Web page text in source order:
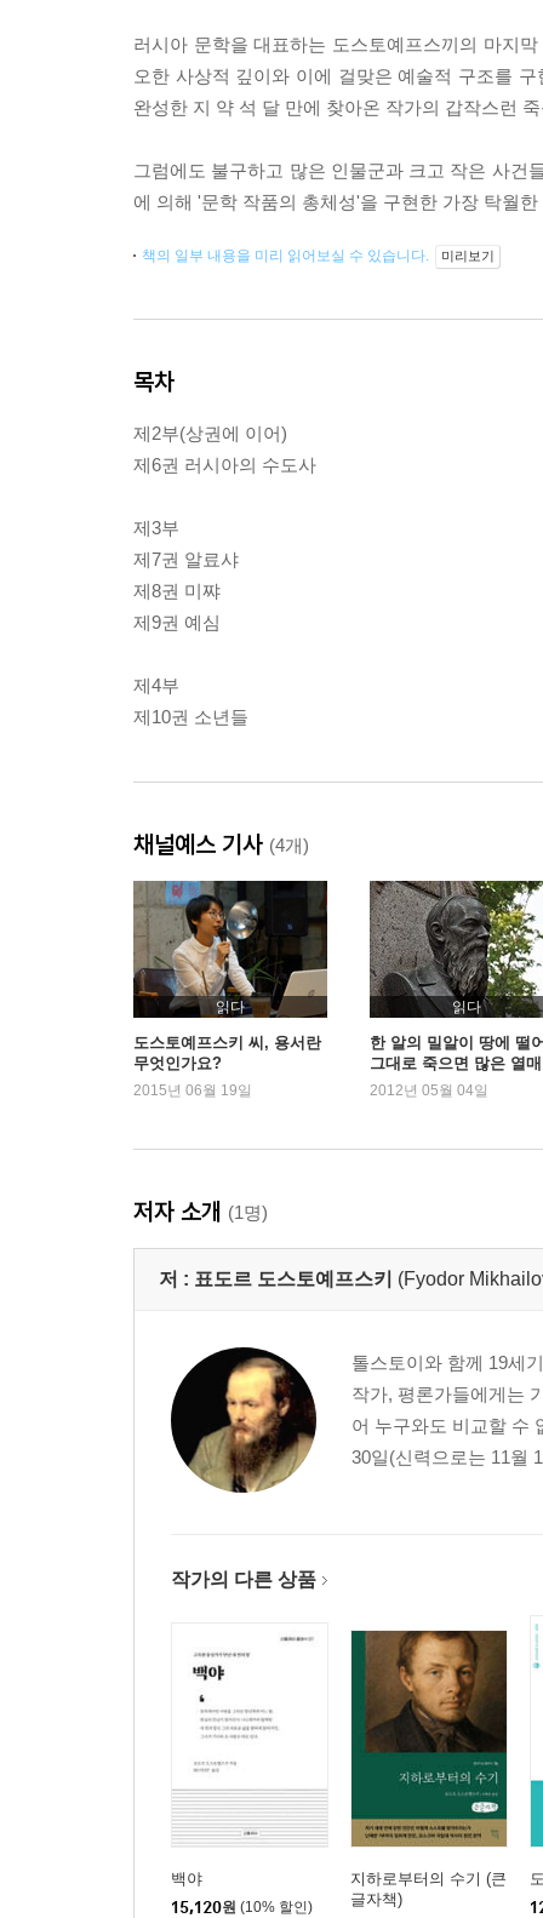
러시아 문학을 대표하는 도스토예프스끼의 마지
오한 사상적 깊이와 이에 걸맞은 예술적 구조를
완성한 지 약 석 달 만에 찾아온 작가의 갑작스런
그럼에도 불구하고 많은 인물군과 크고 작은 사건
에 의해 '문학 작품의 총체성'을 구현한 가장 탁월
책의 일부 내용을 미리 읽어보실 수 있습니다. 미리보기
목차
제2부(상권에 이어)
제6권 러시아의 수도사
제3부
제7권 알료샤
제8권 미쨔
제9권 예심
제4부
제10권 소년들
채널예스 기사 (4개)
읽다
도스토예프스키 씨, 용서란
무엇인가요?
2015년 06월 19일
읽다
한 알의 밀알이 땅에 떨
그대로 죽으면 많은 열
맺으리라 - 도스또예프
2012년 05월 04일
저자 소개 (1명)
저 : 표도르 도스토예프스키 (Fyodor
톨스토이와 함께 19세
작가, 평론가들에게는
어 누구와도 비교할 수
30일(신력으로는 11월
작가의 다른 상품
백야
15,120원 (10% 할인)
지하로부터의 수기 (큰
글자책)